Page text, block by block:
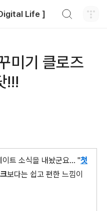
Life ]
미기 클로즈
!!!
트 소식을 내놨군요... "첫
보다는 쉽고 편한 느낌이